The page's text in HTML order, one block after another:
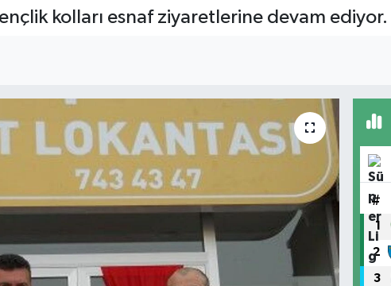
kolları esnaf ziyaretlerine devam ediyor.
#
1
2
3